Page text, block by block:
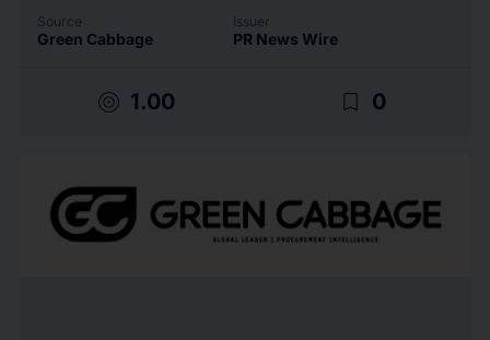
Source
Green Cabbage
Issuer
PR News Wire
target 1.00 bookmark_border 0